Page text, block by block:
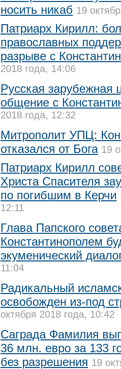
носить никаб 19
Патриарх Кирилл:
православных
разрыве с
2018 года, 14:06
Русская зарубежная
общение с
2018 года, 12:32
Митрополит УПЦ:
отказался от Бога 19
Патриарх Кирилл
Христа Спасителя
по погибшим в Керчи
12:11
Глава Папского
Константинополем
экуменический
11:04
Радикальный
освобожден из-под
октября 2018 года, 10:42
Саграда Фамилия
36 млн. евро за 133
без разрешения 19